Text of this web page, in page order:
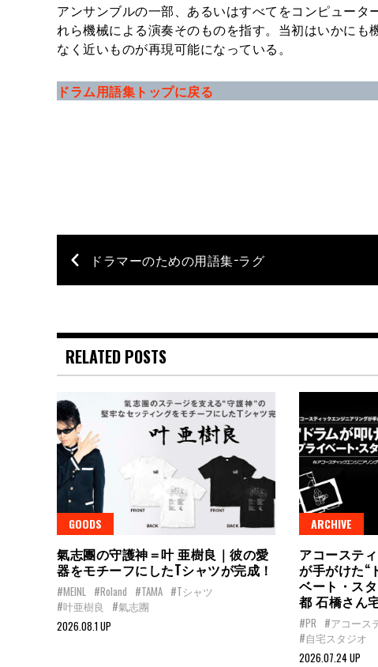
アンサンブルの一部、あるいはすべてをコンピュー
れら機械による演奏そのものを指す。当初はいかに
なく近いものが再現可能になっている。
ドラム用語集トップに戻る
ドラマーのための用語集−ラグ
RELATED POSTS
GOODS
氣志團の守護神＝叶 亜樹良｜彼の愛
器をモチーフにしたTシャツが完成！
#MEINL #Roland #TAMA #Tシャツ
#叶亜樹良
#氣志團
2026.08.1 UP
ARCHIVE
アコーステ
が手がけた“
ベート・ス
都 石橋さん宅
#PR #アコース
#自宅スタジオ
2026.07.24 UP